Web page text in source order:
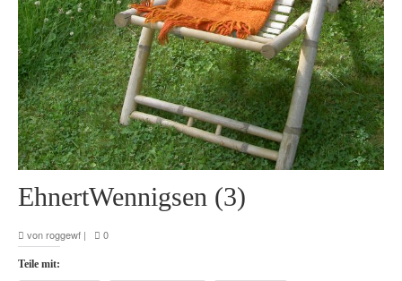
EhnertWennigsen (3)
vonroggewf | 0
Teile mit: